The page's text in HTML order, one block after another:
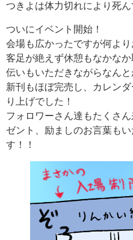
つきよは体力切れにより死
ついにイベント開始！
会場も広かったですが何より
客足が絶えず休憩もなかな
伝いもいただきながらなんと
新刊もほぼ完売し、カレン
り上げでした！
フォロワーさん達もたくさ
ゼント、励ましのお言葉も
す！！